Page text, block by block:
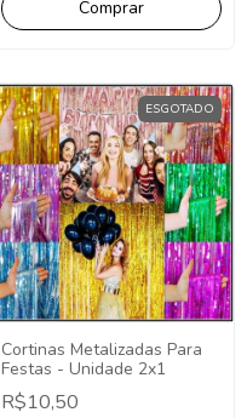
ESGOTADO
Cortinas Metalizadas Para
Festas - Unidade 2x1
R$10,50